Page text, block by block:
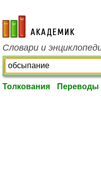
academic.ru
Словари и
Толкования Переводы